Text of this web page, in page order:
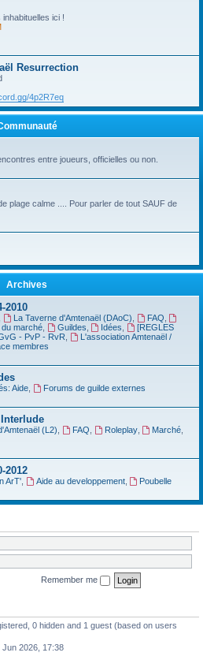
ici !
Resurrection
4p2R7eq
entre joueurs, officielles ou non.
plage calme .... Pour parler de tout SAUF de
Archives
2010
La Taverne d'Amtenaël (DAoC) FAQ
du marché, Guildes Idées
[REGLES
- PvP - RvR
L'association Amtenaël /
membres
Aide,
Forums de guilde externes
(L2) FAQ Roleplay, Marché
2012
ArT', Aide au developpement,
Poubelle
Remember me
0 hidden and 1 guest (based on users
Jun 2026, 17:38